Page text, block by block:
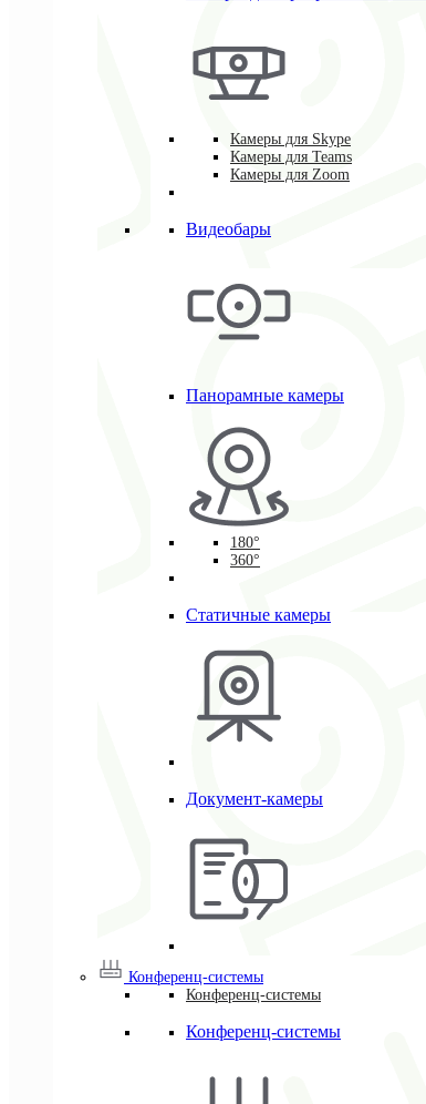
Камеры для Skype
Камеры для Teams
Камеры для Zoom
Видеобары
Панорамные камеры
180°
360°
Статичные камеры
Документ-камеры
Конференц-системы
Конференц-системы
Конференц-системы